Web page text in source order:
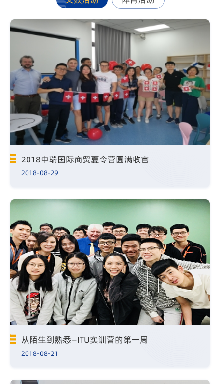
2018中瑞国际商贸夏令营圆满收官
2018-08-29
从陌生到熟悉—ITU实训营的第一周
2018-08-21